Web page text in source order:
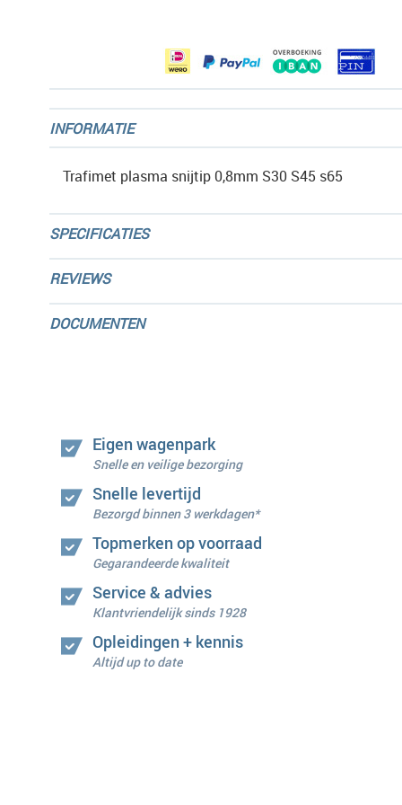
INFORMATIE
Trafimet plasma snijtip 0,8mm S30 S45 s65
SPECIFICATIES
REVIEWS
DOCUMENTEN
Eigen wagenpark
Snelle en veilige bezorging
Snelle levertijd
Bezorgd binnen 3 werkdagen*
Topmerken op voorraad
Gegarandeerde kwaliteit
Service & advies
Klantvriendelijk sinds 1928
Opleidingen + kennis
Altijd up to date